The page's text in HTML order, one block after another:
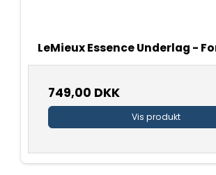
LeMieux Essence Underlag -
749,00 DKK
Vis produkt